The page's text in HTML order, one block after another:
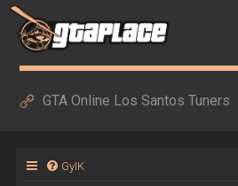
GTA Online Los Santos Tuners
GyIK